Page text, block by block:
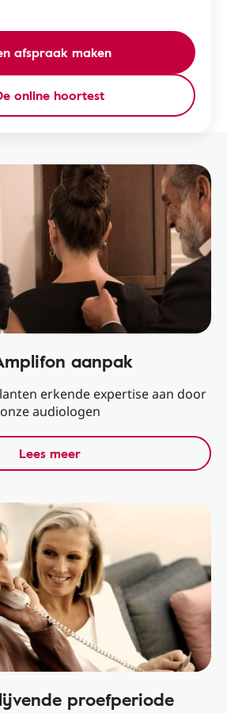
afspraak maken
online hoortest
aanpak
erkende expertise aan door
onze audiologen
Lees meer
proefperiode